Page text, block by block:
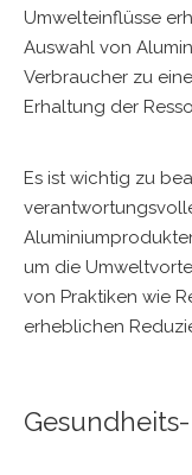
Umwelteinflüsse
Auswahl von
Verbraucher zu
Erhaltung der
Es ist wichtig zu
um die
von Praktiken wie
erheblichen